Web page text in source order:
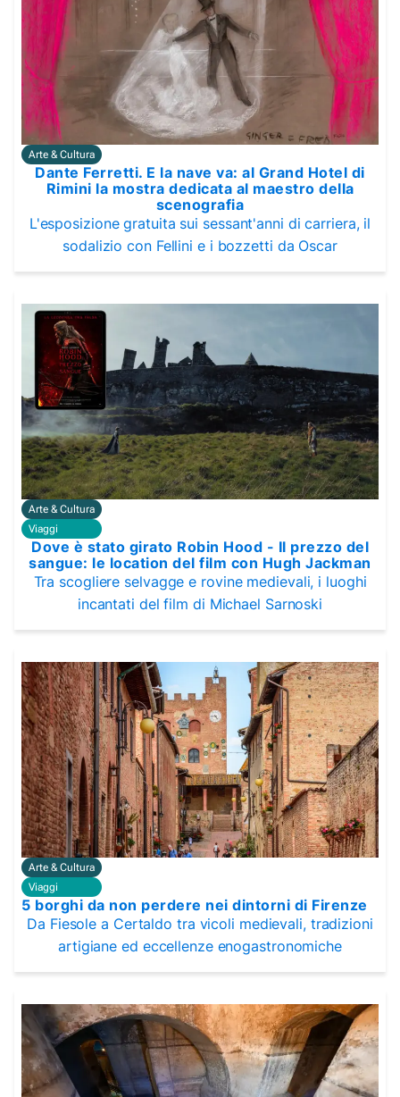
Arte & Cultura
Dante Ferretti. E la nave va: al Grand Hotel di
Rimini la mostra dedicata al maestro della
scenografia
L'esposizione gratuita sui sessant'anni di carriera, il
sodalizio con Fellini e i bozzetti da Oscar
Arte & Cultura
Viaggi
Dove è stato girato Robin Hood - Il prezzo del
sangue: le location del film con Hugh Jackman
Tra scogliere selvagge e rovine medievali, i luoghi
incantati del film di Michael Sarnoski
Arte & Cultura
Viaggi
5 borghi da non perdere nei dintorni di Firenze
Da Fiesole a Certaldo tra vicoli medievali, tradizioni
artigiane ed eccellenze enogastronomiche